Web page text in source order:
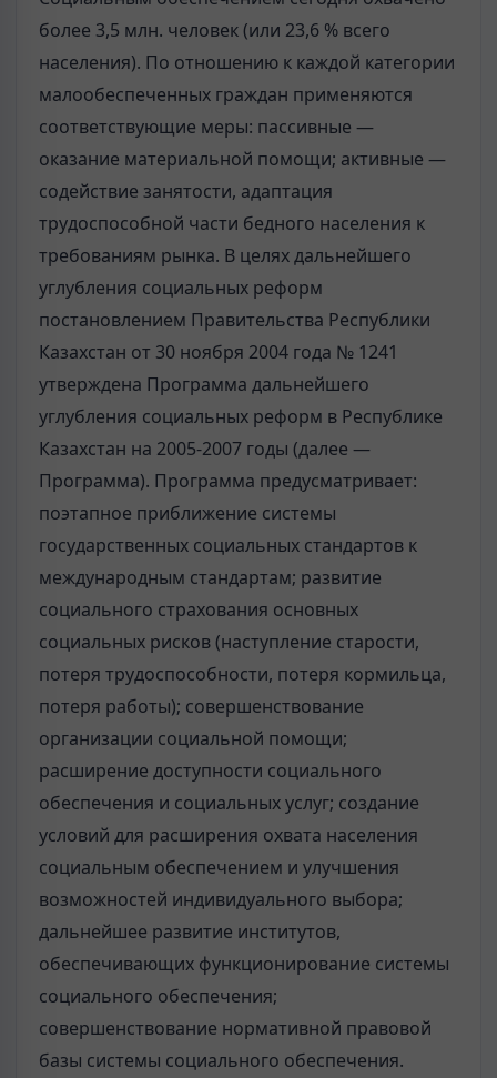
более 3,5 млн. человек (или 23,6 % всего
населения). По отношению к каждой категории
малообеспеченных граждан применяются
соответствующие меры: пассивные —
оказание материальной помощи; активные —
содействие занятости, адаптация
трудоспособной части бедного населения к
требованиям рынка. В целях дальнейшего
углубления социальных реформ
постановлением Правительства Республики
Казахстан от 30 ноября 2004 года № 1241
утверждена Программа дальнейшего
углубления социальных реформ в Республике
Казахстан на 2005-2007 годы (далее —
Программа). Программа предусматривает:
поэтапное приближение системы
государственных социальных стандартов к
международным стандартам; развитие
социального страхования основных
социальных рисков (наступление старости,
потеря трудоспособности, потеря кормильца,
потеря работы); совершенствование
организации социальной помощи;
расширение доступности социального
обеспечения и социальных услуг; создание
условий для расширения охвата населения
социальным обеспечением и улучшения
возможностей индивидуального выбора;
дальнейшее развитие институтов,
обеспечивающих функционирование системы
социального обеспечения;
совершенствование нормативной правовой
базы системы социального обеспечения.